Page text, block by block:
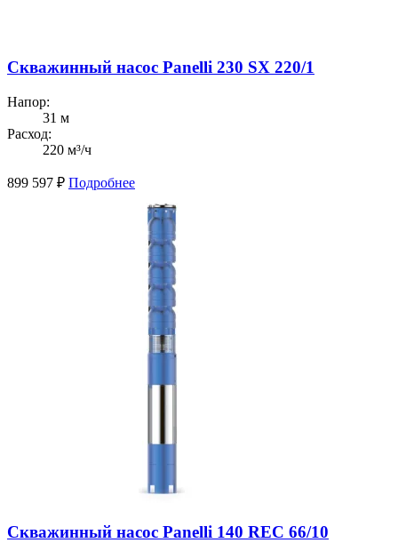
Скважинный насос Panelli 230 SX 220/1
Напор:
31 м
Расход:
220 м³/ч
899 597 ₽ Подробнее
Скважинный насос Panelli 140 REC 66/10